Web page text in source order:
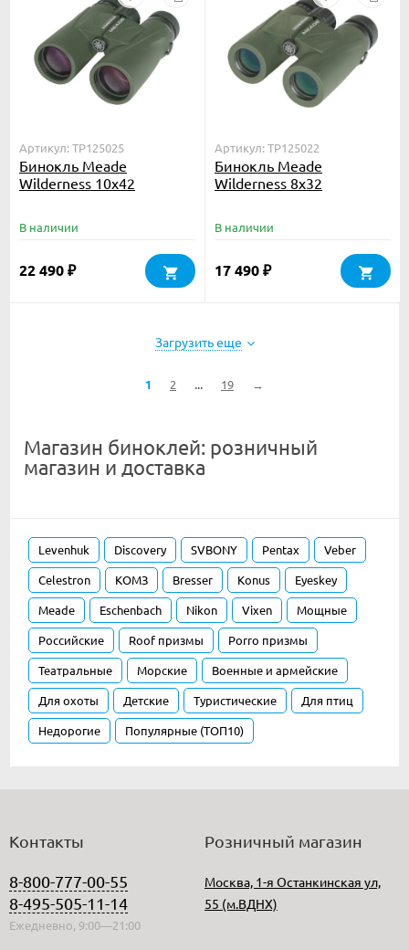
Артикул: TP125025
Бинокль Meade
Wilderness 10x42
В наличии
22 490 ₽
Артикул: TP125022
Бинокль Meade
Wilderness 8x32
В наличии
17 490 ₽
Загрузить еще
1 2 ... 19 →
Магазин биноклей: розничный
магазин и доставка
Levenhuk Discovery SVBONY Pentax
Veber
Celestron
КОМЗ Bresser Konus
Eyeskey
Meade
Eschenbach Nikon Vixen
Мощные
Российские
Roof призмы
Porro призмы
Театральные
Морские
Военные и армейские
Для охоты
Детские Туристические
Для птиц
Недорогие
Популярные (ТОП10)
Контакты
8-800-777-00-55
8-495-505-11-14
Ежедневно, 9:00—21:00
Розничный магазин
Москва, 1-я Останкинская ул,
55 (м.ВДНХ)